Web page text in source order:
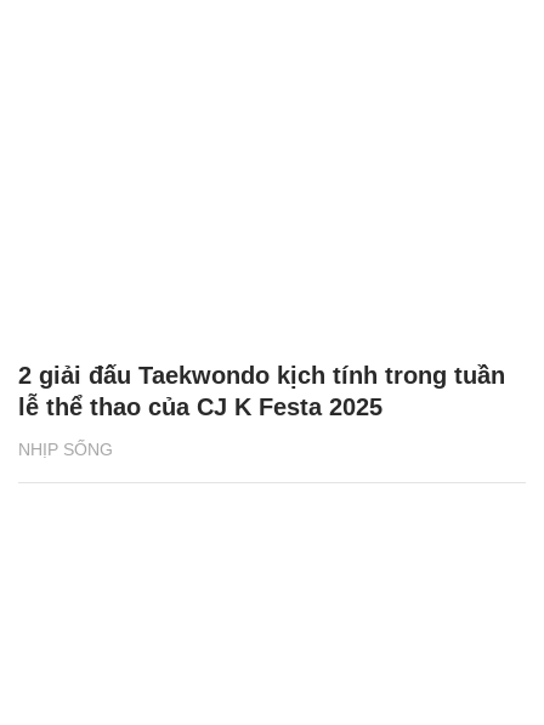
NHỊP SỐNG
2 giải đấu Taekwondo kịch tính trong tuần
lễ thể thao của CJ K Festa 2025